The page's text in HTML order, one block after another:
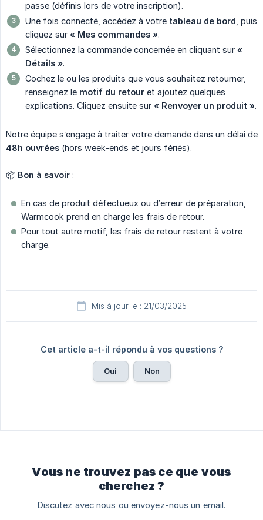
passe (définis lors de votre inscription).
Une fois connecté, accédez à votre tableau de bord , puis
cliquez sur « Mes commandes ».
Sélectionnez la commande concernée en cliquant sur «
Détails ».
Cochez le ou les produits que vous souhaitez retourner,
renseignez le motif du retour et ajoutez quelques
explications. Cliquez ensuite sur « Renvoyer un produit ».
Notre équipe s’engage à traiter votre demande dans un délai de
48h ouvrées (hors week-ends et jours fériés).
📦 Bon à savoir :
En cas de produit défectueux ou d’erreur de préparation,
Warmcook prend en charge les frais de retour.
Pour tout autre motif, les frais de retour restent à votre
charge.
Mis à jour le : 21/03/2025
Cet article a-t-il répondu à vos questions ?
Oui Non
Vous ne trouvez pas ce que vous
cherchez ?
Discutez avec nous ou envoyez-nous un email.